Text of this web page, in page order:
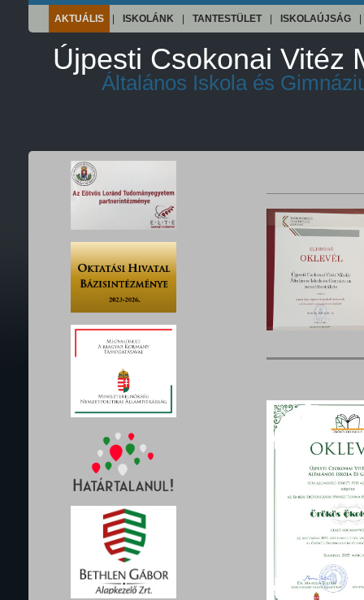
AKTUÁLIS ISKOLÁNK TANTESTÜLET ISKOLAÚJSÁG
Újpesti Csokonai Vitéz
Általános Iskola és